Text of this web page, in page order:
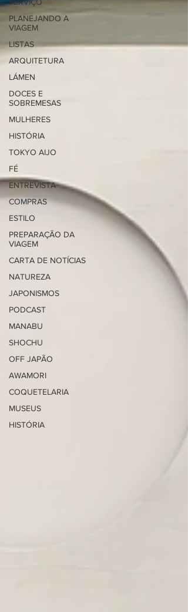
PLANEJANDO A
VIAGEM
LISTAS
ARQUITETURA
LÁMEN
DOCES E
SOBREMESAS
MULHERES
HISTÓRIA
TOKYO AIJO
FÉ
ENTREVISTA
COMPRAS
ESTILO
PREPARAÇÃO DA
VIAGEM
CARTA DE NOTÍCIAS
NATUREZA
JAPONISMOS
PODCAST
MANABU
SHOCHU
OFF JAPÃO
AWAMORI
COQUETELARIA
MUSEUS
HISTÓRIA